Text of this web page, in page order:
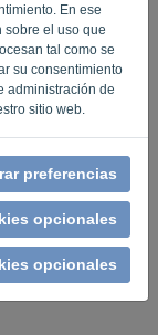
En ese
sobre el uso que
tal como se
su consentimiento
administración de
sitio web.
preferencias
opcionales
opcionales